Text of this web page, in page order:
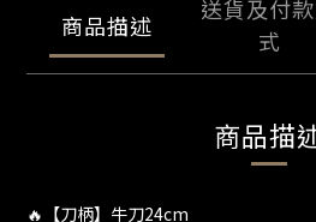
商品描述
送貨及付
式
商品描
🔥【刀柄】牛刀24cm